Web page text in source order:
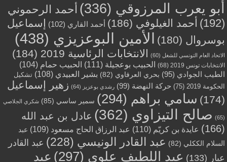
أبو يعرب المرزوقي (336)
أحمد الرحموني
(192)
أحمد الغيلوفي (186) أحمد القاري (102)
إسماعيل
بوسروال (180) الأمين البوعزيزي (438)
الاتحاد العام التونسي للشغل (60) الانتخابات الرئاسية 2019 (184)
الانتخابات تونس 2019 (68) الحبيب بوعجيلة (111) الحبيب حمام (104)
الطيب الجوادي (95) بحري العرفاوي (82) بشير العبيدي (108)
تشكيل
الحكومة 2019
(75) حركة النهضة (99) رشدي بوعزيز (64)
زهير إسماعيل
(174)
سامي براهم (294) سمير ساسي (85) شكري الجلاصي
(65) صالح التيزاوي (362)
عادل بن عبد الله
(166)
عايدة بن كريّم (110) عبد الرزاق الحاج مسعود (109)
عبد
السلام الككلي (82) عبد القادر الونيسي (228)
عبد القادر
عبار (133) عبد اللطيف علوي (297) عبد